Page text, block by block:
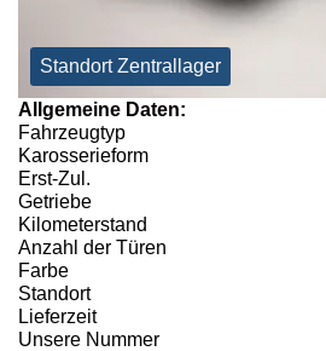
Standort Zentrallager
Allgemeine Daten:
Fahrzeugtyp
Karosserieform
Erst-Zul.
Getriebe
Kilometerstand
Anzahl der Türen
Farbe
Standort
Lieferzeit
Unsere Nummer